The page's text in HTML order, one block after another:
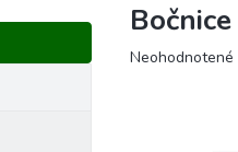
Priemerné
Neohodnotené